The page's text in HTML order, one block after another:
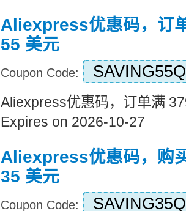
Aliexpress优惠码，订
55 美元
Coupon Code: SAVING55Q
Aliexpress优惠码，订单满
Expires on 2026-10-27
Aliexpress优惠码，购
35 美元
Coupon Code: SAVING35Q